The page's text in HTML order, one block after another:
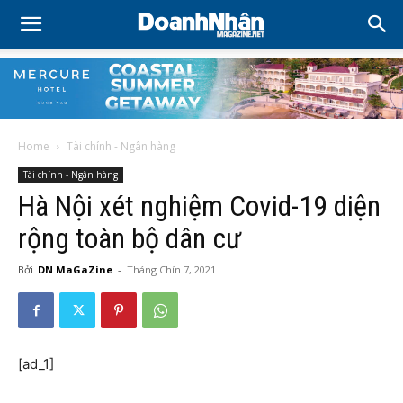
Home Tài chính - Ngân hàng
Tài chính - Ngân hàng
Hà Nội xét nghiệm Covid-19 diện
rộng toàn bộ dân cư
Bởi DN MaGaZine - Tháng Chín 7, 2021
[ad_1]